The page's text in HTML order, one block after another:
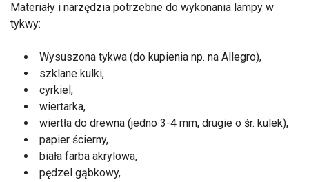
Materiały i narzędzia potrzebne do wykonania lampy w
tykwy:
Wysuszona tykwa (do kupienia np. na Allegro),
szklane kulki,
cyrkiel,
wiertarka,
wiertła do drewna (jedno 3-4 mm, drugie o śr. kulek),
papier ścierny,
biała farba akrylowa,
pędzel gąbkowy,